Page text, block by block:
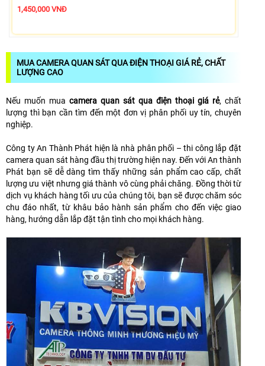
1,450,000 VNĐ
MUA CAMERA QUAN SÁT QUA ĐIỆN THOẠI GIÁ RẺ, CHẤT
LƯỢNG CAO
Nếu muốn mua camera quan sát qua điện thoại giá rẻ, chất
lượng thì bạn cần tìm đến một đơn vị phân phối uy tín, chuyên
nghiệp.
Công ty An Thành Phát hiện là nhà phân phối – thi công lắp đặt
camera quan sát hàng đầu thị trường hiện nay. Đến với An thành
Phát bạn sẽ dễ dàng tìm thấy những sản phẩm cao cấp, chất
lượng ưu việt nhưng giá thành vô cùng phải chăng. Đồng thời từ
dịch vụ khách hàng tối ưu của chúng tôi, bạn sẽ được chăm sóc
chu đáo nhất, từ khâu bảo hành sản phẩm cho đến việc giao
hàng, hướng dẫn lắp đặt tận tình cho mọi khách hàng.